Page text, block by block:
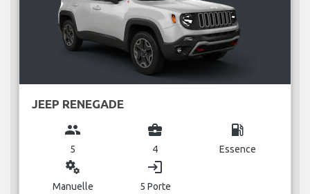
JEEP RENEGADE
group
5
business_center
4
local_gas_station
Essence
miscellaneous_services
Manuelle
login
5 Porte